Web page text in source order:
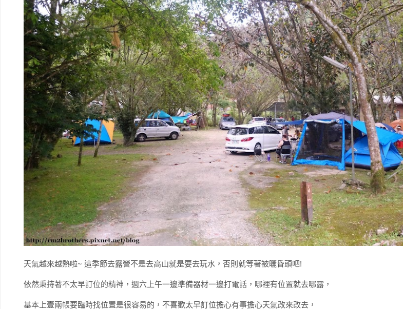
天氣越來越熱啦~ 這季節去露營不是去高山就是要去玩水，否則就等著被曬昏頭吧!
依然秉持著不太早訂位的精神，週六上午一邊準備器材一邊打電話，哪裡有位置就去哪露，
基本上壹兩帳要臨時找位置是很容易的，不喜歡太早訂位擔心有事擔心天氣改來改去，